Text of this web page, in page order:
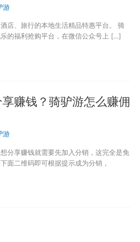
游
店、旅行的本地生活精品特惠平台。 骑
的福利抢购平台，在微信公众号上 […]
赚钱？骑驴游怎么赚佣
游
分享赚钱就需要先加入分销，这完全是免
面二维码即可根据提示成为分销，